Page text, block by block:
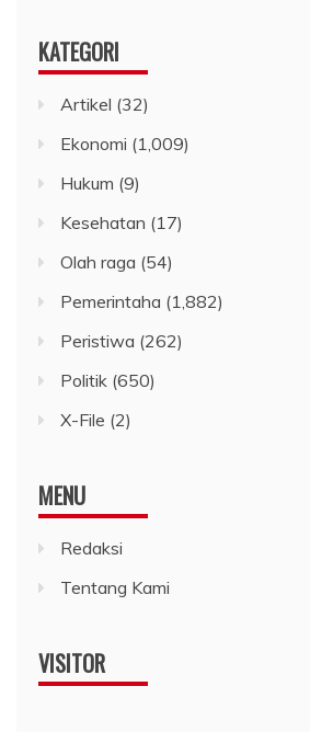
KATEGORI
Artikel (32)
Ekonomi (1,009)
Hukum (9)
Kesehatan (17)
Olah raga (54)
Pemerintaha (1,882)
Peristiwa (262)
Politik (650)
X-File (2)
MENU
Redaksi
Tentang Kami
VISITOR